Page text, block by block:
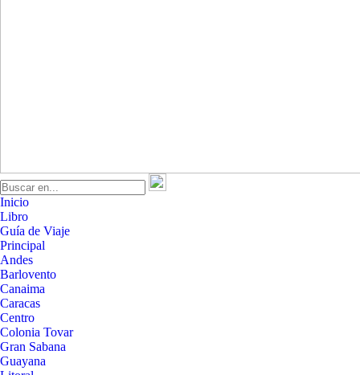
Inicio
Libro
Guía de Viaje
Principal
Andes
Barlovento
Canaima
Caracas
Centro
Colonia Tovar
Gran Sabana
Guayana